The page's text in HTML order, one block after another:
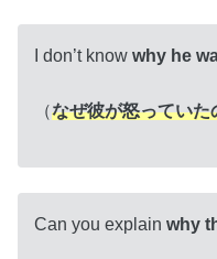
I don’t know why he
（なぜ彼が怒っていた
Can you explain why